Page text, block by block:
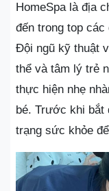
HomeSpa là địa
đến trong top
Đội ngũ kỹ thuật
thể và tâm lý trẻ
thực hiện nhẹ
bé. Trước khi bắt
trạng sức khỏe